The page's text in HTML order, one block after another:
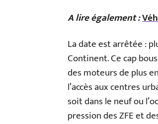
A lire également :
La date est arrêtée :
Continent. Ce cap
des moteurs de plus
l’accès aux centres
soit dans le neuf ou
pression des ZFE et